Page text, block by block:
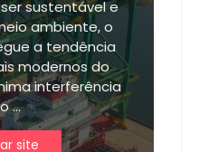
sustentável e
ambiente, o
a tendência
modernos do
interferência
...
site